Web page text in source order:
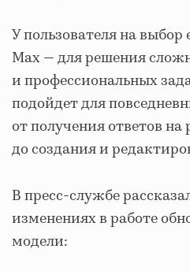
У пользователя на выбор
Max — для решения
и профессиональных
подойдет для
от получения ответов
до создания и
В пресс-службе
изменениях в работе
модели: